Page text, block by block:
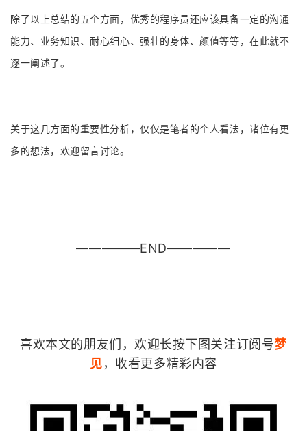
除了以上总结的五个方面，优秀的程序员还应该具备一定的沟通
能力、业务知识、耐心细心、强壮的身体、颜值等等，在此就不
逐一阐述了。
关于这几方面的重要性分析，仅仅是笔者的个人看法，诸位有更
多的想法，欢迎留言讨论。
—————END—————
喜欢本文的朋友们，欢迎长按下图关注订阅号梦
见，收看更多精彩内容